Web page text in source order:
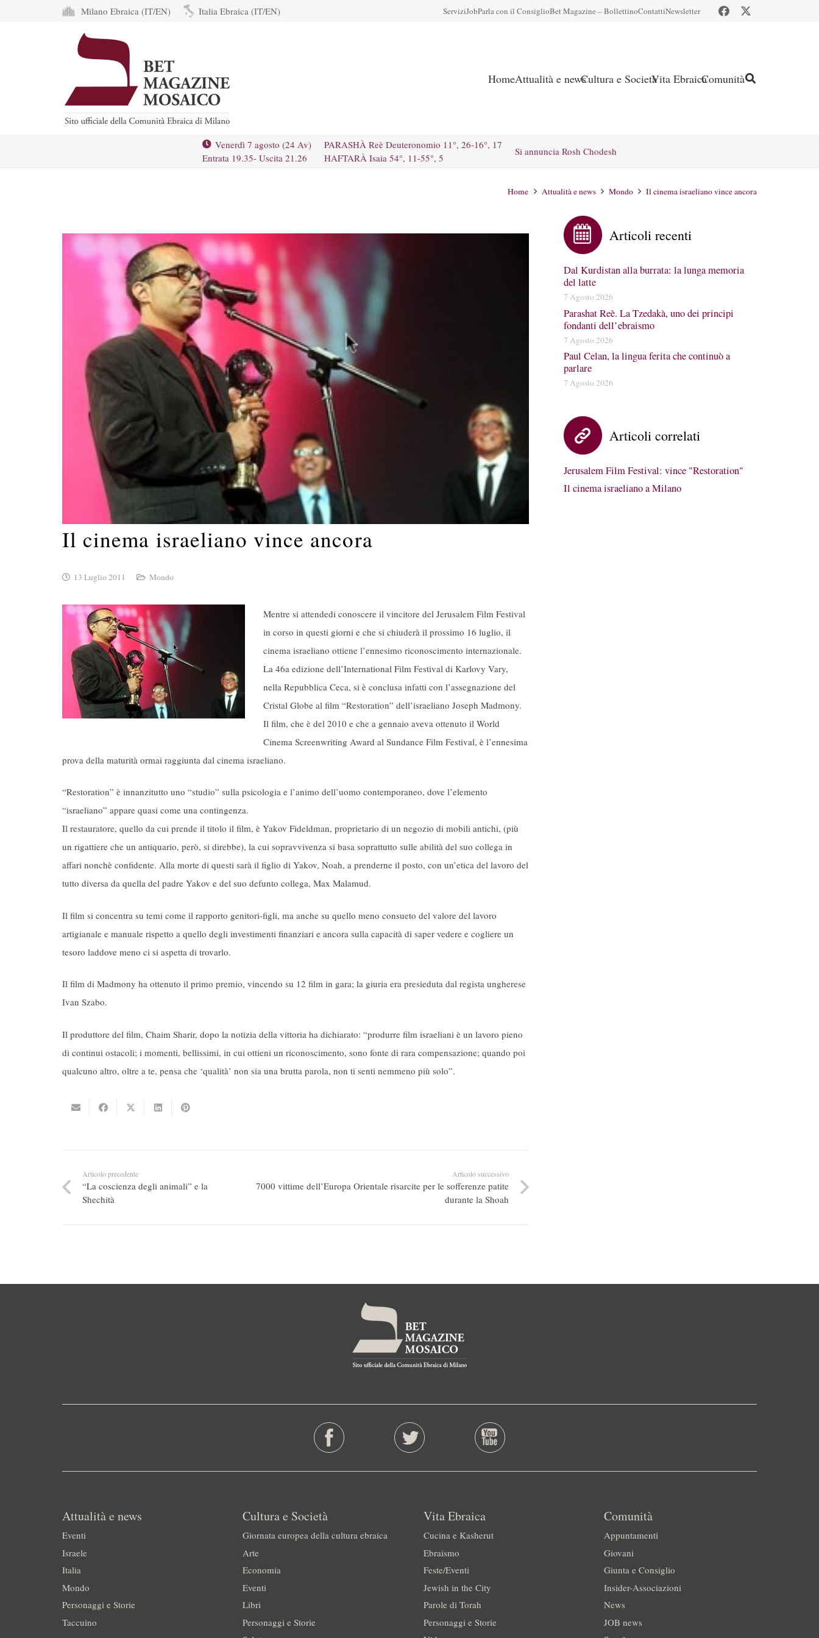
Milano Ebraica (IT/EN) Italia Ebraica (IT/EN) ServiziJobParla con il ConsiglioBet Magazine – BollettinoContattiNewsletter
HomeAttualità e newsCultura e SocietàVita EbraicaComunità
Venerdì 7 agosto (24 Av)
Entrata 19.35- Uscita 21.26
PARASHÀ Reè Deuteronomio 11°, 26-16°, 17
HAFTARÀ Isaia 54°, 11-55°, 5
Si annuncia Rosh Chodesh
Home Attualità e news Mondo Il cinema israeliano vince ancora
Il cinema israeliano vince ancora
13 Luglio 2011 Mondo
Mentre si attendedi conoscere il vincitore del Jerusalem Film Festival
in corso in questi giorni e che si chiuderà il prossimo 16 luglio, il
cinema israeliano ottiene l’ennesimo riconoscimento internazionale.
La 46a edizione dell’International Film Festival di Karlovy Vary,
nella Repubblica Ceca, si è conclusa infatti con l’assegnazione del
Cristal Globe al film “Restoration” dell’israeliano Joseph Madmony.
Il film, che è del 2010 e che a gennaio aveva ottenuto il World
Cinema Screenwriting Award al Sundance Film Festival, è l’ennesima
prova della maturità ormai raggiunta dal cinema israeliano.
“Restoration” è innanzitutto uno “studio” sulla psicologia e l’animo dell’uomo contemporaneo, dove l’elemento
“israeliano” appare quasi come una contingenza.
Il restauratore, quello da cui prende il titolo il film, è Yakov Fideldman, proprietario di un negozio di mobili antichi, (più
un rigattiere che un antiquario, però, si direbbe), la cui sopravvivenza si basa soprattutto sulle abilità del suo collega in
affari nonchè confidente. Alla morte di questi sarà il figlio di Yakov, Noah, a prenderne il posto, con un’etica del lavoro del
tutto diversa da quella del padre Yakov e del suo defunto collega, Max Malamud.
Il film si concentra su temi come il rapporto genitori-figli, ma anche su quello meno consueto del valore del lavoro
artigianale e manuale rispetto a quello degli investimenti finanziari e ancora sulla capacità di saper vedere e cogliere un
tesoro laddove meno ci si aspetta di trovarlo.
Il film di Madmony ha ottenuto il primo premio, vincendo su 12 film in gara; la giuria era presieduta dal regista ungherese
Ivan Szabo.
Il produttore del film, Chaim Sharir, dopo la notizia della vittoria ha dichiarato: “produrre film israeliani è un lavoro pieno
di continui ostacoli; i momenti, bellissimi, in cui ottieni un riconoscimento, sono fonte di rara compensazione; quando poi
qualcuno altro, oltre a te, pensa che ‘qualità’ non sia una brutta parola, non ti senti nemmeno più solo”.
Articolo precedente
“La coscienza degli animali” e la
Shechità
Articolo successivo
7000 vittime dell’Europa Orientale risarcite per le sofferenze patite
durante la Shoah
Articoli recenti
Dal Kurdistan alla burrata: la lunga memoria
del latte
7 Agosto 2026
Parashat Reè. La Tzedakà, uno dei principi
fondanti dell’ebraismo
7 Agosto 2026
Paul Celan, la lingua ferita che continuò a
parlare
7 Agosto 2026
Articoli correlati
Jerusalem Film Festival: vince "Restoration"
Il cinema israeliano a Milano
Attualità e news
Eventi
Israele
Italia
Mondo
Personaggi e Storie
Taccuino
Cultura e Società
Giornata europea della cultura ebraica
Arte
Economia
Eventi
Libri
Personaggi e Storie
Vita Ebraica
Cucina e Kasherut
Ebraismo
Feste/Eventi
Jewish in the City
Parole di Torah
Personaggi e Storie
Comunità
Appuntamenti
Giovani
Giunta e Consiglio
Insider-Associazioni
News
JOB news